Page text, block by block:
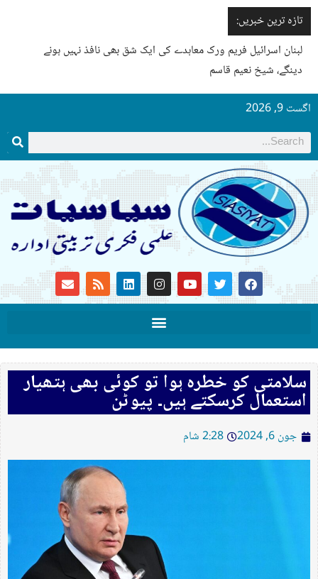
تازہ ترین خبریں:
لبنان اسرائیل فریم ورک معاہدے کی ایک شق بھی نافذ نہیں ہونے
دینگے، شیخ نعیم قاسم
اگست 9, 2026
سلامتی کو خطرہ ہوا تو کوئی بھی ہتھیار
استعمال کرسکتے ہیں۔ پیوٹن
جون 6, 2024 2:28 شام